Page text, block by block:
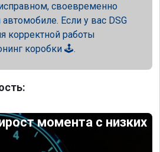
своевременно
Если у вас DSG
корректной работы
коробки 🕹️.
момента с низких